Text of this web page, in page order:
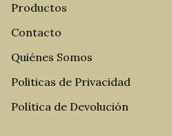
Productos
Contacto
Quiénes Somos
Politicas de Privacidad
Política de Devolución